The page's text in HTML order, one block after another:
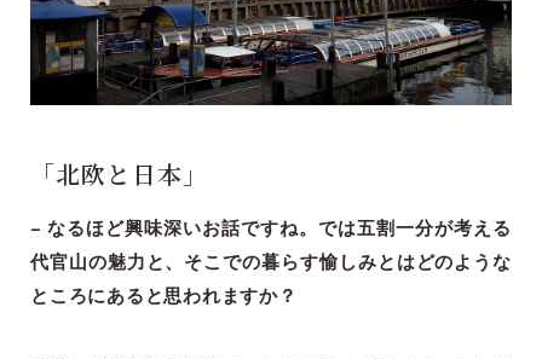
「北欧と日本」
– なるほど興味深いお話ですね。では五割一分が考える
代官山の魅力と、そこでの暮らす愉しみとはどのような
ところにあると思われますか？